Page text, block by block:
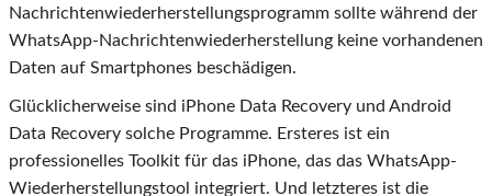
Nachrichtenwiederherstellungsprogramm sollte während der
WhatsApp-Nachrichtenwiederherstellung keine vorhandenen
Daten auf Smartphones beschädigen.
Glücklicherweise sind iPhone Data Recovery und Android
Data Recovery solche Programme. Ersteres ist ein
professionelles Toolkit für das iPhone, das das WhatsApp-
Wiederherstellungstool integriert. Und letzteres ist die